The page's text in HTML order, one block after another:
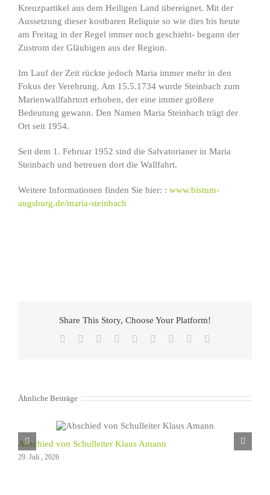
Kreuzpartikel aus dem Heiligen Land übereignet. Mit der
Aussetzung dieser kostbaren Reliquie so wie dies bis heute
am Freitag in der Regel immer noch geschieht- begann der
Zustrom der Gläubigen aus der Region.
Im Lauf der Zeit rückte jedoch Maria immer mehr in den
Fokus der Verehrung. Am 15.5.1734 wurde Steinbach zum
Marienwallfahrtort erhoben, der eine immer größere
Bedeutung gewann. Den Namen Maria Steinbach trägt der
Ort seit 1954.
Seit dem 1. Februar 1952 sind die Salvatorianer in Maria
Steinbach und betreuen dort die Wallfahrt.
Weitere Informationen finden Sie hier: : www.bistum-
augsburg.de/maria-steinbach
Share This Story, Choose Your Platform!
Facebook Reddit LinkedInWhatsApp
TumblrPinterest
Ähnliche Beiträge
Abschied von Schulleiter Klaus Amann
29. Juli , 2026